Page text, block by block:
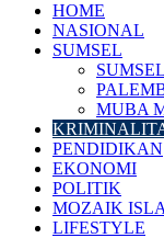
HOME
NASIONAL
SUMSEL
MUBA
PENDIDIKAN
EKONOMI
POLITIK
MOZAIK
LIFESTYLE